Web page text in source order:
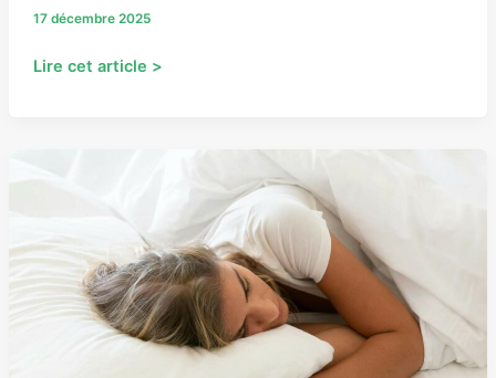
17 décembre 2025
Lire cet article >
choisir
un
matelas
français